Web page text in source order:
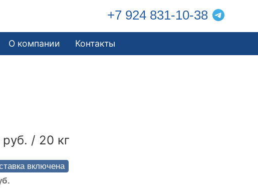
+7 924 831-10-38
О компании Контакты
руб. / 20 кг
включена